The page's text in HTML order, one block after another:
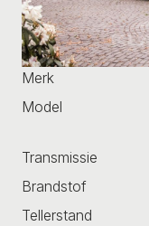
Merk
Model
Transmissie
Brandstof
Tellerstand